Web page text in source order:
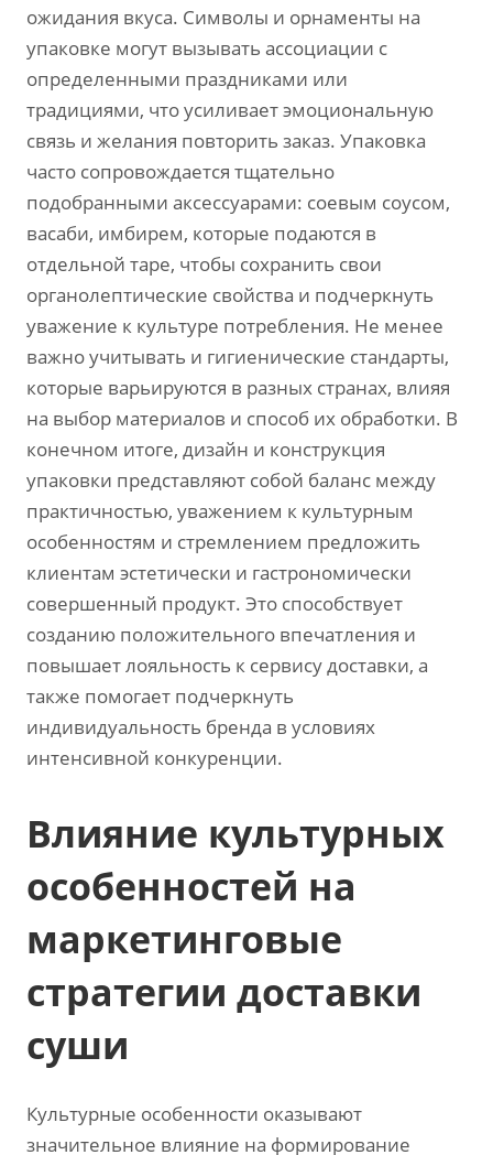
ожидания вкуса. Символы и орнаменты на
упаковке могут вызывать ассоциации с
определенными праздниками или
традициями, что усиливает эмоциональную
связь и желания повторить заказ. Упаковка
часто сопровождается тщательно
подобранными аксессуарами: соевым соусом,
васаби, имбирем, которые подаются в
отдельной таре, чтобы сохранить свои
органолептические свойства и подчеркнуть
уважение к культуре потребления. Не менее
важно учитывать и гигиенические стандарты,
которые варьируются в разных странах, влияя
на выбор материалов и способ их обработки. В
конечном итоге, дизайн и конструкция
упаковки представляют собой баланс между
практичностью, уважением к культурным
особенностям и стремлением предложить
клиентам эстетически и гастрономически
совершенный продукт. Это способствует
созданию положительного впечатления и
повышает лояльность к сервису доставки, а
также помогает подчеркнуть
индивидуальность бренда в условиях
интенсивной конкуренции.
Влияние культурных
особенностей на
маркетинговые
стратегии доставки
суши
Культурные особенности оказывают
значительное влияние на формирование